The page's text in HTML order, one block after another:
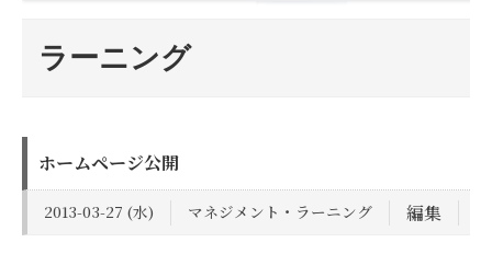
ラーニング
ホームページ公開
2013-03-27 (水) マネジメント・ラーニング 編集